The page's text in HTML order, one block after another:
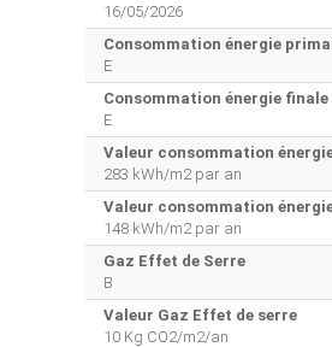
16/05/2026
Consommation énergie
E
Consommation énergie finale
E
Valeur consommation
283 kWh/m2 par an
Valeur consommation
148 kWh/m2 par an
Gaz Effet de Serre
B
Valeur Gaz Effet de serre
10 Kg CO2/m2/an